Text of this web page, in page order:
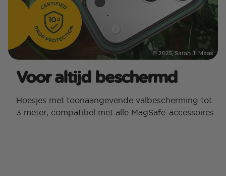
Voor altijd beschermd
Hoesjes met toonaangevende valbescherming tot
3 meter, compatibel met alle MagSafe-accessoires